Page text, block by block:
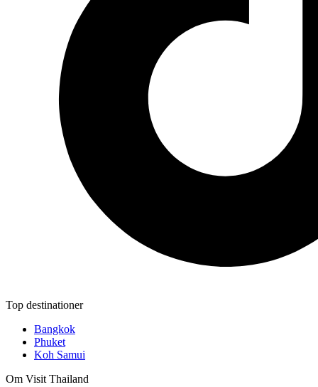
Top destinationer
Bangkok
Phuket
Koh Samui
Om Visit Thailand